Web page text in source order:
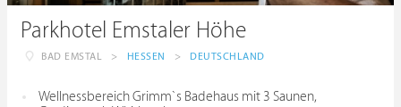
Parkhotel Emstaler Höhe
BAD EMSTAL > HESSEN > DEUTSCHLAND
Wellnessbereich Grimm`s Badehaus mit 3 Saunen,